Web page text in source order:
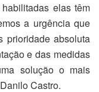
elas têm
a urgência que
prioridade absoluta
e das medidas
solução o mais
Castro.